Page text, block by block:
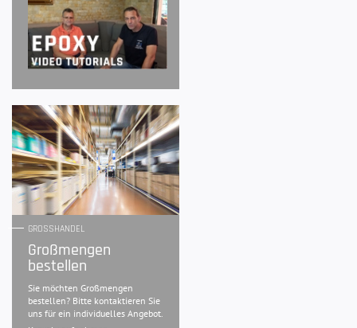
GROSSHANDEL
Großmengen
bestellen
Sie möchten Großmengen
bestellen? Bitte kontaktieren Sie
uns für ein individuelles Angebot.